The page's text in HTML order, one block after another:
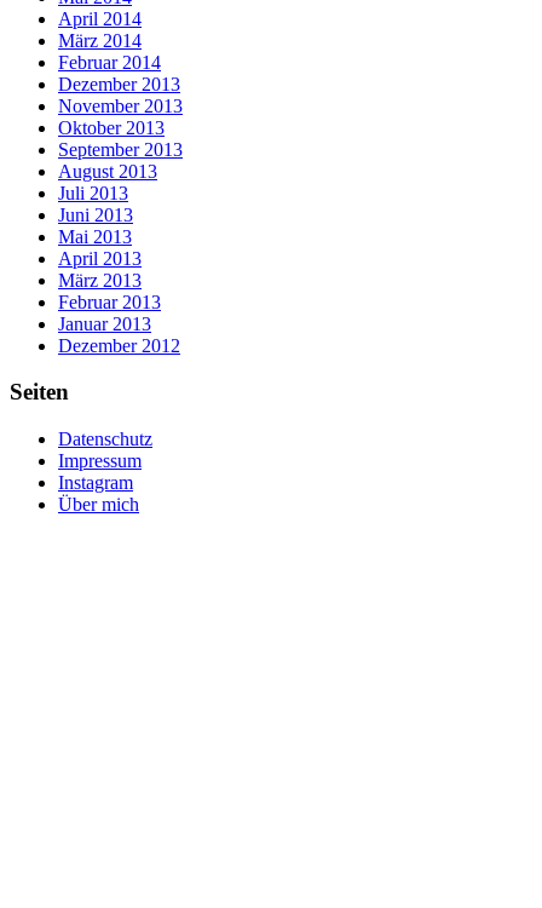
April 2014
März 2014
Februar 2014
Dezember 2013
November 2013
Oktober 2013
September 2013
August 2013
Juli 2013
Juni 2013
Mai 2013
April 2013
März 2013
Februar 2013
Januar 2013
Dezember 2012
Seiten
Datenschutz
Impressum
Instagram
Über mich